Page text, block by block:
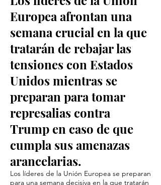
Europea afrontan una
semana crucial en la que
tratarán de rebajar las
tensiones con Estados
Unidos mientras se
preparan para tomar
represalias contra
Trump en caso de que
cumpla sus amenazas
arancelarias.
Los líderes de la Unión Europea se preparan
para una semana decisiva en la que tratarán